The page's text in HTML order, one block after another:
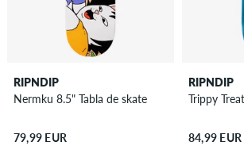
RIPNDIP
Nermku 8.5" Tabla de skate
79,99 EUR
RIPNDIP
Trippy
84,99 EUR